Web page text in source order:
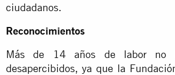
ciudadanos.
Reconocimientos
Más de 14 años de labor no
desapercibidos, ya que la